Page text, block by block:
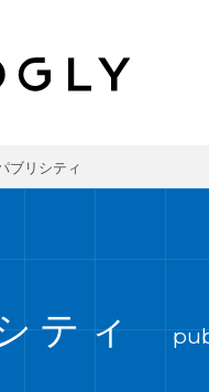
ブリシティ
ティ